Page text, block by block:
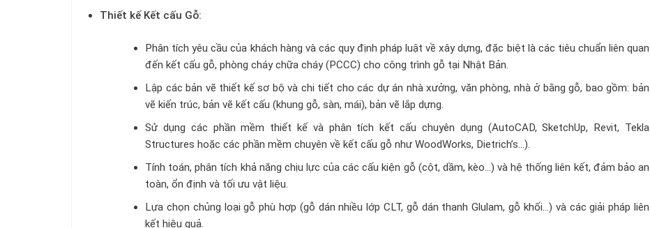
Thiết kế Kết cấu Gỗ:
Phân tích yêu cầu của khách hàng và các quy định pháp luật về xây dựng, đặc biệt là các tiêu chuẩn liên quan
đến kết cấu gỗ, phòng cháy chữa cháy (PCCC) cho công trình gỗ tại Nhật Bản.
Lập các bản vẽ thiết kế sơ bộ và chi tiết cho các dự án nhà xưởng, văn phòng, nhà ở bằng gỗ, bao gồm: bản
vẽ kiến trúc, bản vẽ kết cấu (khung gỗ, sàn, mái), bản vẽ lắp dựng.
Sử dụng các phần mềm thiết kế và phân tích kết cấu chuyên dụng (AutoCAD, SketchUp, Revit, Tekla
Structures hoặc các phần mềm chuyên về kết cấu gỗ như WoodWorks, Dietrich’s…).
Tính toán, phân tích khả năng chịu lực của các cấu kiện gỗ (cột, dầm, kèo…) và hệ thống liên kết, đảm bảo an
toàn, ổn định và tối ưu vật liệu.
Lựa chọn chủng loại gỗ phù hợp (gỗ dán nhiều lớp CLT, gỗ dán thanh Glulam, gỗ khối…) và các giải pháp liên
kết hiệu quả.